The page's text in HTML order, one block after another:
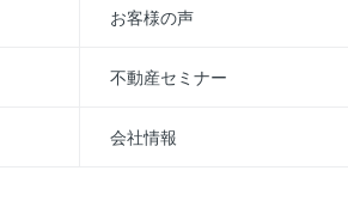
お客様の声
不動産セミナー
会社情報